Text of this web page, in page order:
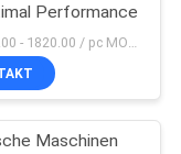
Performance
Maschinen